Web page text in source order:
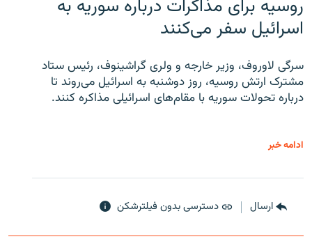
روسیه برای مذاکرات درباره سوریه به
اسرائیل سفر می‌کنند
سرگی لاوروف، وزیر خارجه و ولری گراشینوف، رئیس ستاد
مشترک ارتش روسیه، روز دوشنبه به اسرائیل می‌روند تا
درباره تحولات سوریه با مقام‌های اسرائیلی مذاکره کنند.
ادامه خبر
ارسال دسترسی بدون فیلترشکن